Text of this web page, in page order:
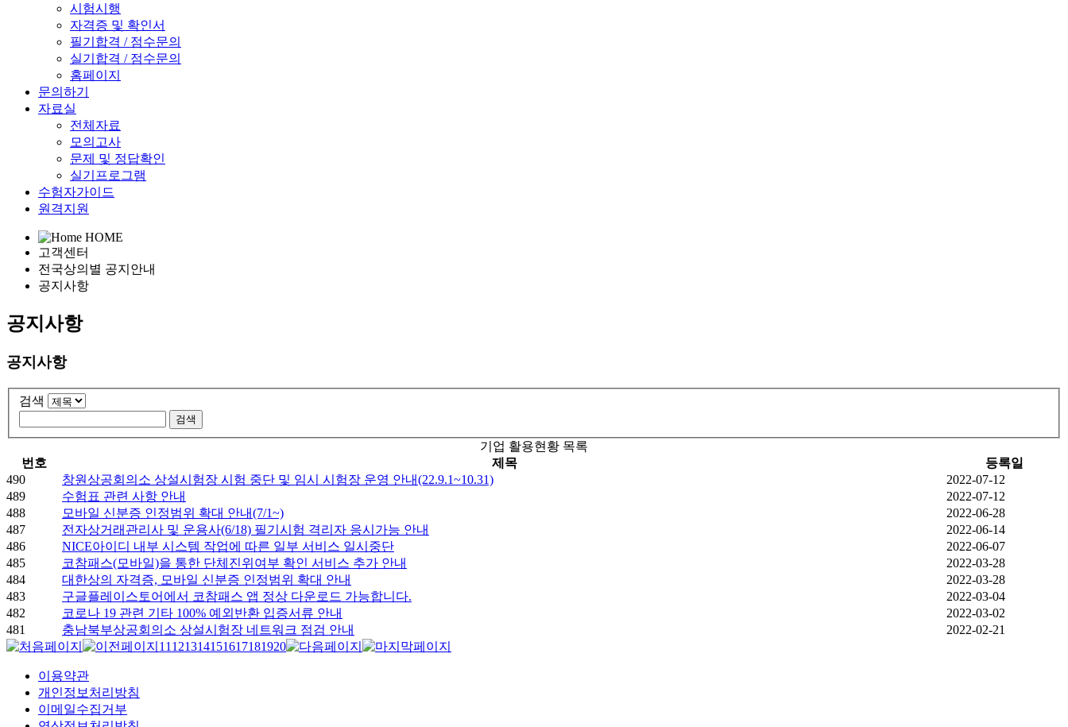
시험시행
자격증 및 확인서
필기합격 / 점수문의
실기합격 / 점수문의
홈페이지
문의하기
자료실
전체자료
모의고사
문제 및 정답확인
실기프로그램
수험자가이드
원격지원
HOME
고객센터
전국상의별 공지안내
공지사항
공지사항
공지사항
검색
기업 활용현황 목록
번호
제목
등록일
490
창원상공회의소 상설시험장 시험 중단 및 임시 시험장 운영 안내(22.9.1~10.31)
2022-07-12
489
수험표 관련 사항 안내
2022-07-12
488
모바일 신분증 인정범위 확대 안내(7/1~)
2022-06-28
487
전자상거래관리사 및 운용사(6/18) 필기시험 격리자 응시가능 안내
2022-06-14
486
NICE아이디 내부 시스템 작업에 따른 일부 서비스 일시중단
2022-06-07
485
코참패스(모바일)을 통한 단체진위여부 확인 서비스 추가 안내
2022-03-28
484
대한상의 자격증, 모바일 신분증 인정범위 확대 안내
2022-03-28
483
구글플레이스토어에서 코참패스 앱 정상 다운로드 가능합니다.
2022-03-04
482
코로나 19 관련 기타 100% 예외반환 입증서류 안내
2022-03-02
481
충남북부상공회의소 상설시험장 네트워크 점검 안내
2022-02-21
11121314151617181920
이용약관
개인정보처리방침
이메일수집거부